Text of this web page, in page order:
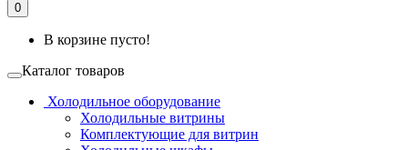
0
В корзине пусто!
Каталог товаров
Холодильное оборудование
Холодильные витрины
Комплектующие для витрин